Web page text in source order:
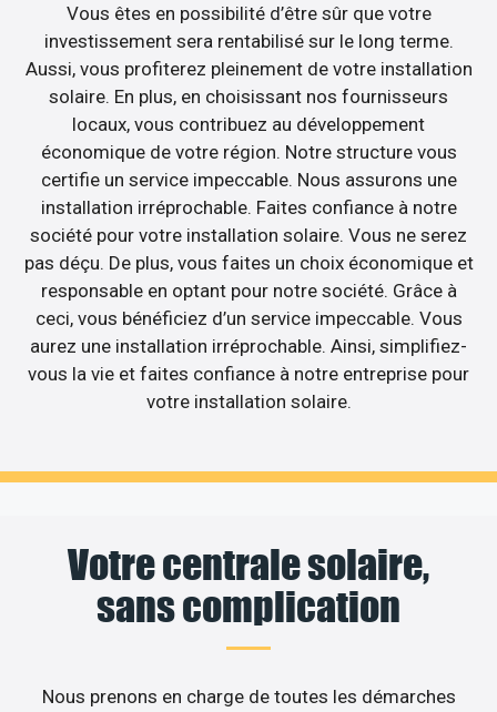
Vous êtes en possibilité d’être sûr que votre
investissement sera rentabilisé sur le long terme.
Aussi, vous profiterez pleinement de votre installation
solaire. En plus, en choisissant nos fournisseurs
locaux, vous contribuez au développement
économique de votre région. Notre structure vous
certifie un service impeccable. Nous assurons une
installation irréprochable. Faites confiance à notre
société pour votre installation solaire. Vous ne serez
pas déçu. De plus, vous faites un choix économique et
responsable en optant pour notre société. Grâce à
ceci, vous bénéficiez d’un service impeccable. Vous
aurez une installation irréprochable. Ainsi, simplifiez-
vous la vie et faites confiance à notre entreprise pour
votre installation solaire.
Votre centrale solaire,
sans complication
Nous prenons en charge de toutes les démarches